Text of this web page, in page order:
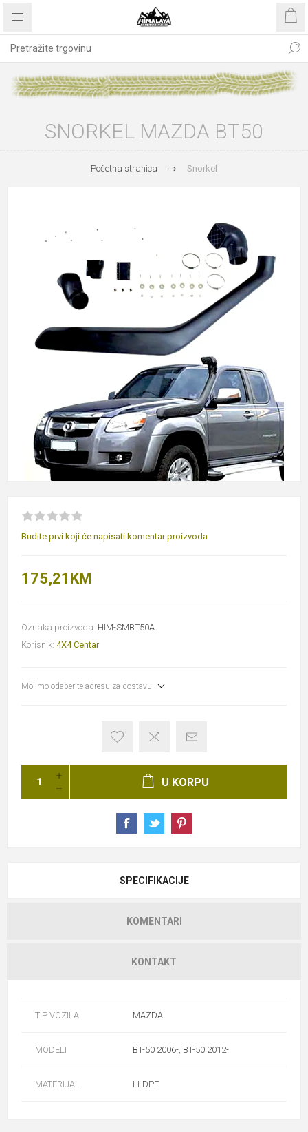
SNORKEL MAZDA BT50
Početna stranica Snorkel
Budite prvi koji će napisati komentar proizvoda
175,21KM
Oznaka proizvoda: HIM-SMBT50A
Korisnik: 4X4 Centar
Molimo odaberite adresu za dostavu
U KORPU
SPECIFIKACIJE
KOMENTARI
KONTAKT
TIP VOZILA MAZDA
MODELI BT-50 2006-, BT-50 2012-
MATERIJAL LLDPE